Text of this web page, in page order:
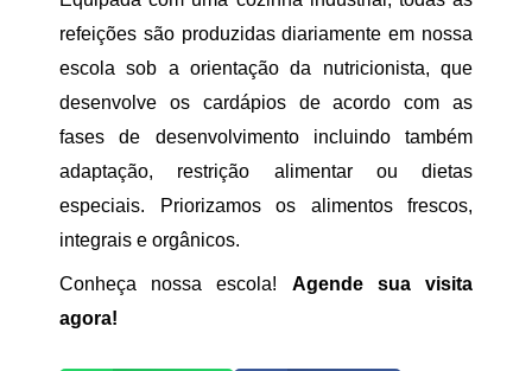
refeições são produzidas diariamente em nossa
escola sob a orientação da nutricionista, que
desenvolve os cardápios de acordo com as
fases de desenvolvimento incluindo também
adaptação, restrição alimentar ou dietas
especiais. Priorizamos os alimentos frescos,
integrais e orgânicos.
Conheça nossa escola!
Agende sua visita
agora!